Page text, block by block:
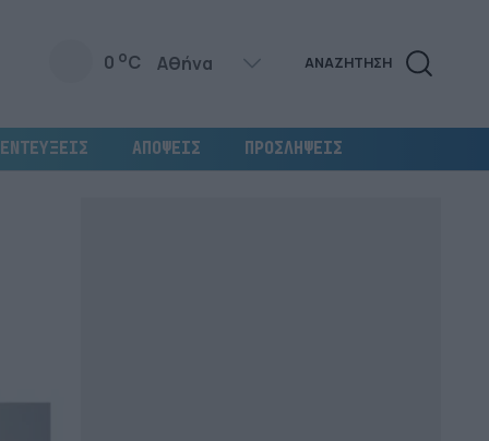
0 oC ΑΝΑΖΗΤΗΣΗ
ΑΠΟΨΕΙΣ ΠΡΟΣΛΗΨΕΙΣ